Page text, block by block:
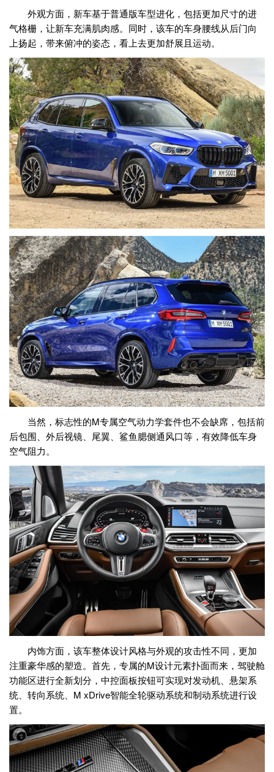
外观方面，新车基于普通版车型进化，包括更加尺寸的进
气格栅，让新车充满肌肉感。同时，该车的车身腰线从后门向
上扬起，带来俯冲的姿态，看上去更加舒展且运动。
当然，标志性的M专属空气动力学套件也不会缺席，包括前
后包围、外后视镜、尾翼、鲨鱼腮侧通风口等，有效降低车身
空气阻力。
内饰方面，该车整体设计风格与外观的攻击性不同，更加
注重豪华感的塑造。首先，专属的M设计元素扑面而来，驾驶舱
功能区进行全新划分，中控面板按钮可实现对发动机、悬架系
统、转向系统、M xDrive智能全轮驱动系统和制动系统进行设
置。